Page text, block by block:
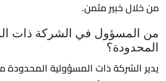
من خلال خبير مثمن.
من المسؤول في الشركة ذات
المحدودة؟
يدير الشركة ذات المسؤولية المحدودة